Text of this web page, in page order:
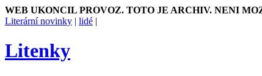
WEB UKONCIL PROVOZ. TOTO JE ARCHIV. NENI
Literární novinky | lidé |
Litenky